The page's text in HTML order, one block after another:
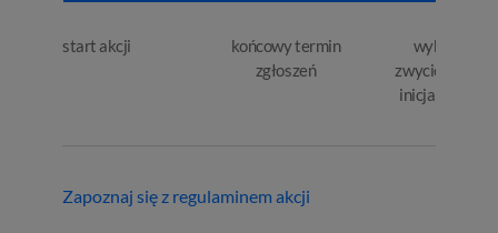
start akcji
końcowy termin
zgłoszeń
wybór
zwycięskiej
inicjatywy
Zapoznaj się z regulaminem akcji